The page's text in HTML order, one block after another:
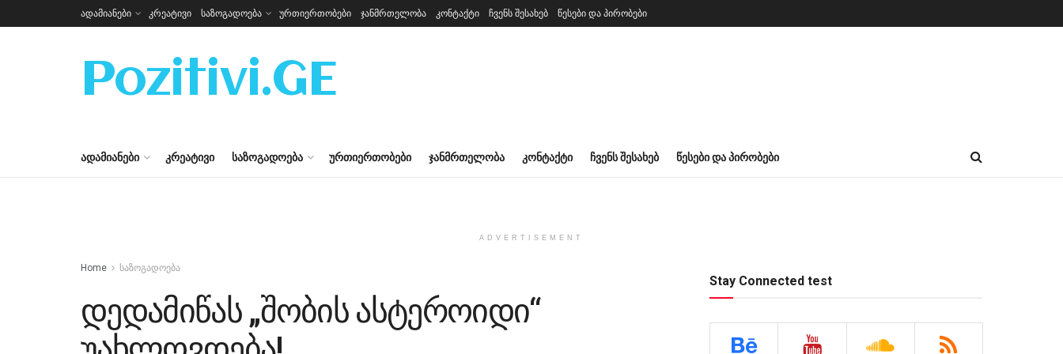
ადამიანები კრეატივი საზოგადოება ურთიერთობები ჯანმრთელობა კონტაქტი ჩვენს შესახებ წესები და პირობები
Pozitivi.GE
ᲐᲓᲐᲛᲘᲐᲜᲔᲑᲘ ᲙᲠᲔᲐᲢᲘᲕᲘ ᲡᲐᲖᲝᲒᲐᲓᲝᲔᲑᲐ ᲣᲠᲗᲘᲔᲠᲗᲝᲑᲔᲑᲘ ᲯᲐᲜᲛᲠᲗᲔᲚᲝᲑᲐ ᲙᲝᲜᲢᲐᲥᲢᲘ ᲩᲕᲔᲜᲡ ᲨᲔᲡᲐᲮᲔᲑ ᲬᲔᲡᲔᲑᲘ ᲓᲐ ᲞᲘᲠᲝᲑᲔᲑᲘ
ADVERTISEMENT
Home საზოგადოება
დედამიწას „შობის ასტეროიდი“
Stay Connected test